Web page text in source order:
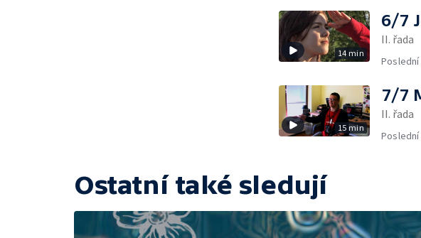
14 min
6/7
II. řada
15 min
7/7
II. řada
Ostatní také sledují